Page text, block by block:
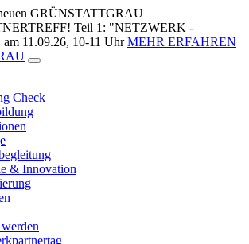
GRÜNSTATTGRAU
Teil 1: "NETZWERK -
am 11.09.26, 10-11 UhrMEHR ERFAHREN
Check
& Innovation